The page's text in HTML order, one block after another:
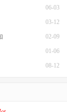
06-03
03-12
02-09
01-06
08-12